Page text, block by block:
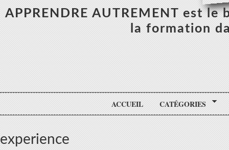
APPRENDRE AUTREMENT est
la formation
ACCUEIL CATÉGORIES
experience